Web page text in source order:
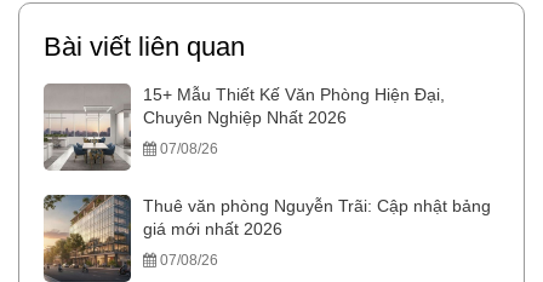
Bài viết liên quan
15+ Mẫu Thiết Kế Văn Phòng Hiện Đại,
Chuyên Nghiệp Nhất 2026
07/08/26
Thuê văn phòng Nguyễn Trãi: Cập nhật bảng
giá mới nhất 2026
07/08/26